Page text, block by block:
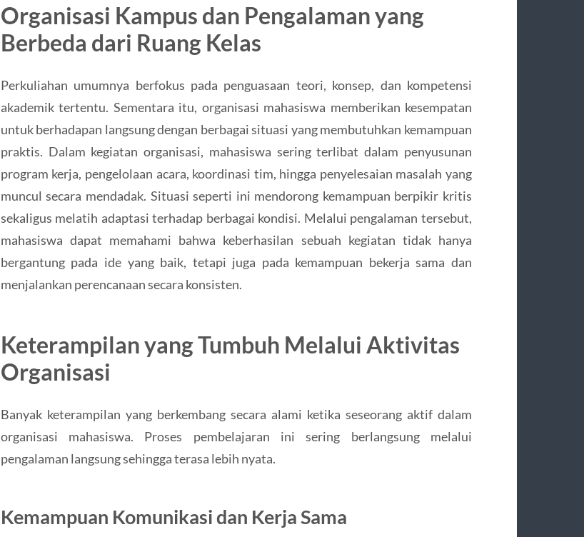
Organisasi Kampus dan Pengalaman yang
Berbeda dari Ruang Kelas
Perkuliahan umumnya berfokus pada penguasaan teori, konsep, dan kompetensi
akademik tertentu. Sementara itu, organisasi mahasiswa memberikan kesempatan
untuk berhadapan langsung dengan berbagai situasi yang membutuhkan kemampuan
praktis. Dalam kegiatan organisasi, mahasiswa sering terlibat dalam penyusunan
program kerja, pengelolaan acara, koordinasi tim, hingga penyelesaian masalah yang
muncul secara mendadak. Situasi seperti ini mendorong kemampuan berpikir kritis
sekaligus melatih adaptasi terhadap berbagai kondisi. Melalui pengalaman tersebut,
mahasiswa dapat memahami bahwa keberhasilan sebuah kegiatan tidak hanya
bergantung pada ide yang baik, tetapi juga pada kemampuan bekerja sama dan
menjalankan perencanaan secara konsisten.
Keterampilan yang Tumbuh Melalui Aktivitas
Organisasi
Banyak keterampilan yang berkembang secara alami ketika seseorang aktif dalam
organisasi mahasiswa. Proses pembelajaran ini sering berlangsung melalui
pengalaman langsung sehingga terasa lebih nyata.
Kemampuan Komunikasi dan Kerja Sama